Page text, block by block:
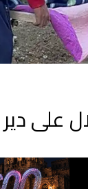
دير